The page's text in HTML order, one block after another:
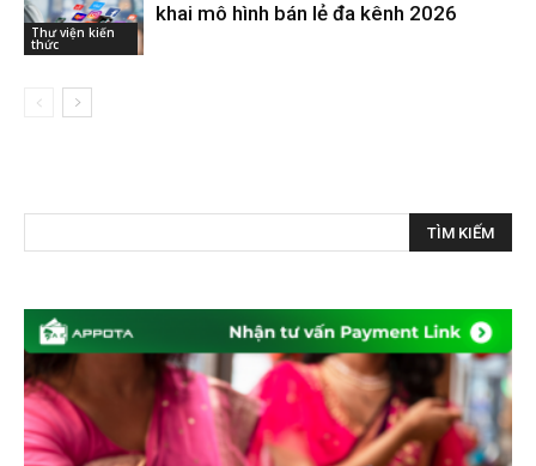
Thư viện kiến
thức
khai mô hình bán lẻ đa kênh 2026